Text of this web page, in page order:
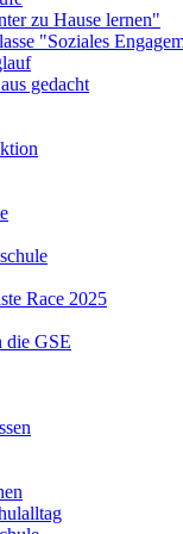
zu Hause lernen"
"Soziales
gedacht
Race 2025
die GSE